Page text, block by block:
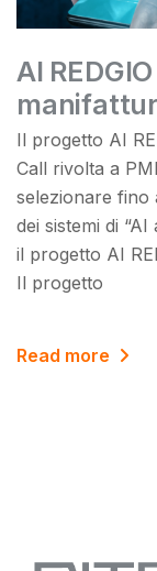
AI
Il progetto AI
Call rivolta a
selezionare fino
dei sistemi di “AI
il progetto AI
Il progetto
Read more